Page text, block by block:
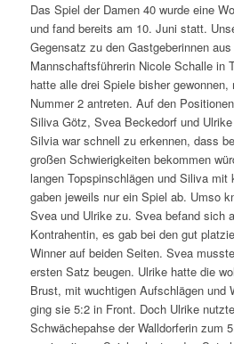
Das Spiel der Damen 40 wurde eine
und fand bereits am 10. Juni statt.
Gegensatz zu den Gastgeberinnen
Mannschaftsführerin Nicole Schalle in
hatte alle drei Spiele bisher
Nummer 2 antreten. Auf den
Siliva Götz, Svea Beckedorf und
Silvia war schnell zu erkennen, dass
großen Schwierigkeiten bekommen
langen Topspinschlägen und Siliva
gaben jeweils nur ein Spiel ab. Umso
Svea und Ulrike zu. Svea befand sich
Kontrahentin, es gab bei den gut
Winner auf beiden Seiten. Svea
ersten Satz beugen. Ulrike hatte die
Brust, mit wuchtigen Aufschlägen und
ging sie 5:2 in Front. Doch Ulrike
Schwächepahse der Walldorferin zum